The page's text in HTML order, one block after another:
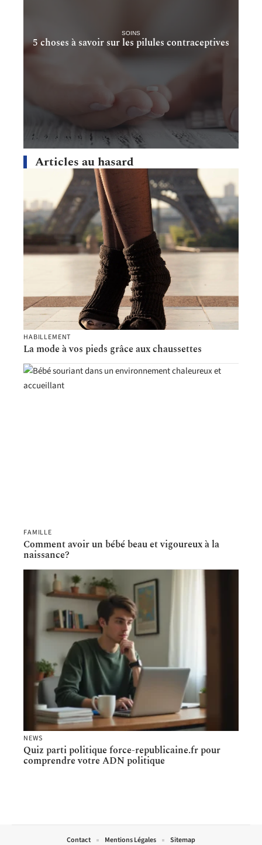
SOINS
5 choses à savoir sur les pilules contraceptives
Articles au hasard
HABILLEMENT
La mode à vos pieds grâce aux chaussettes
FAMILLE
Comment avoir un bébé beau et vigoureux à la
naissance?
NEWS
Quiz parti politique force-republicaine.fr pour
comprendre votre ADN politique
Contact Mentions Légales Sitemap